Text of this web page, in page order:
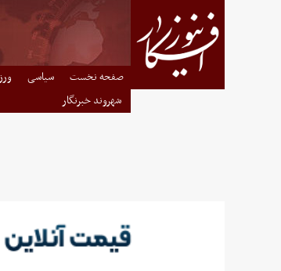
صفحه نخست سیاسی
شهروند خبرنگار